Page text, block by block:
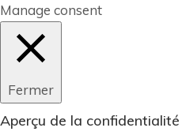
Manage consent
Fermer
Aperçu de la confidentialité